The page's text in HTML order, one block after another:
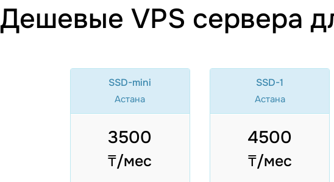
Дешевые VPS сервера
SSD-mini
Астана
3500
₸/мес
SSD-1
Астана
4500
₸/мес